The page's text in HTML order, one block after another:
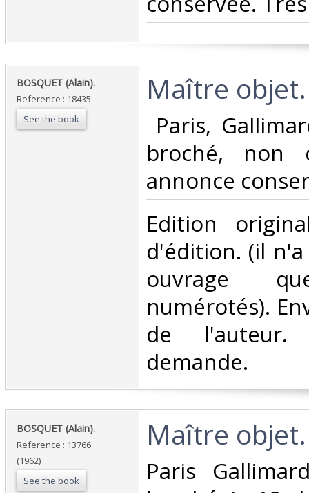
‎BOSQUET (Alain).‎
Reference : 18435
See the book
‎Maître
Paris,
broché, non
annonce
‎Edition
d'édition. (il
ouvrage
numérotés).
de l'auteur.
demande.‎
‎BOSQUET (Alain).‎
Reference : 13766
(1962)
See the book
‎Maître
‎Paris